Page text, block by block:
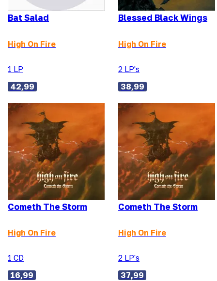
Bat Salad
High On Fire
1 LP
42,99
Blessed Black Wings
High On Fire
2 LP's
38,99
Cometh The Storm
High On Fire
1 CD
16,99
Cometh The Storm
High On Fire
2 LP's
37,99